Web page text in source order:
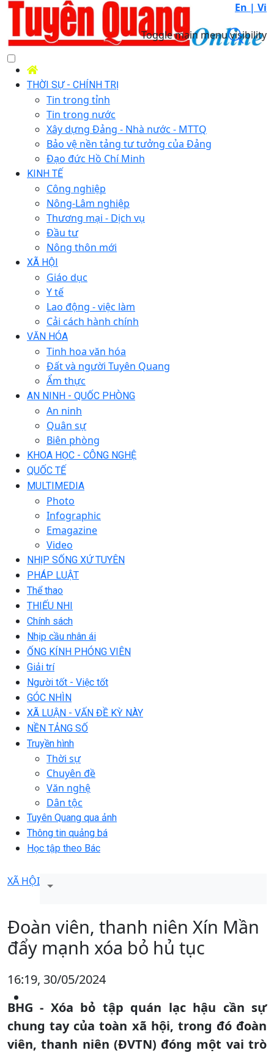
En | Vi
Toggle main menu visibility
THỜI SỰ - CHÍNH TRỊ
Tin trong tỉnh
Tin trong nước
Xây dựng Đảng - Nhà nước - MTTQ
Bảo vệ nền tảng tư tưởng của Đảng
Đạo đức Hồ Chí Minh
KINH TẾ
Công nghiệp
Nông-Lâm nghiệp
Thương mại - Dịch vụ
Đầu tư
Nông thôn mới
XÃ HỘI
Giáo dục
Y tế
Lao động - việc làm
Cải cách hành chính
VĂN HÓA
Tinh hoa văn hóa
Đất và người Tuyên Quang
Ẩm thực
AN NINH - QUỐC PHÒNG
An ninh
Quân sự
Biên phòng
KHOA HỌC - CÔNG NGHỆ
QUỐC TẾ
MULTIMEDIA
Photo
Infographic
Emagazine
Video
NHỊP SỐNG XỨ TUYÊN
PHÁP LUẬT
Thể thao
THIẾU NHI
Chính sách
Nhịp cầu nhân ái
ỐNG KÍNH PHÓNG VIÊN
Giải trí
Người tốt - Việc tốt
GÓC NHÌN
XÃ LUẬN - VẤN ĐỀ KỲ NÀY
NỀN TẢNG SỐ
Truyền hình
Thời sự
Chuyên đề
Văn nghệ
Dân tộc
Tuyên Quang qua ảnh
Thông tin quảng bá
Học tập theo Bác
XÃ HỘI
Đoàn viên, thanh niên Xín Mần
đẩy mạnh xóa bỏ hủ tục
16:19, 30/05/2024
BHG - Xóa bỏ tập quán lạc hậu cần sự
chung tay của toàn xã hội, trong đó đoàn
viên, thanh niên (ĐVTN) đóng một vai trò